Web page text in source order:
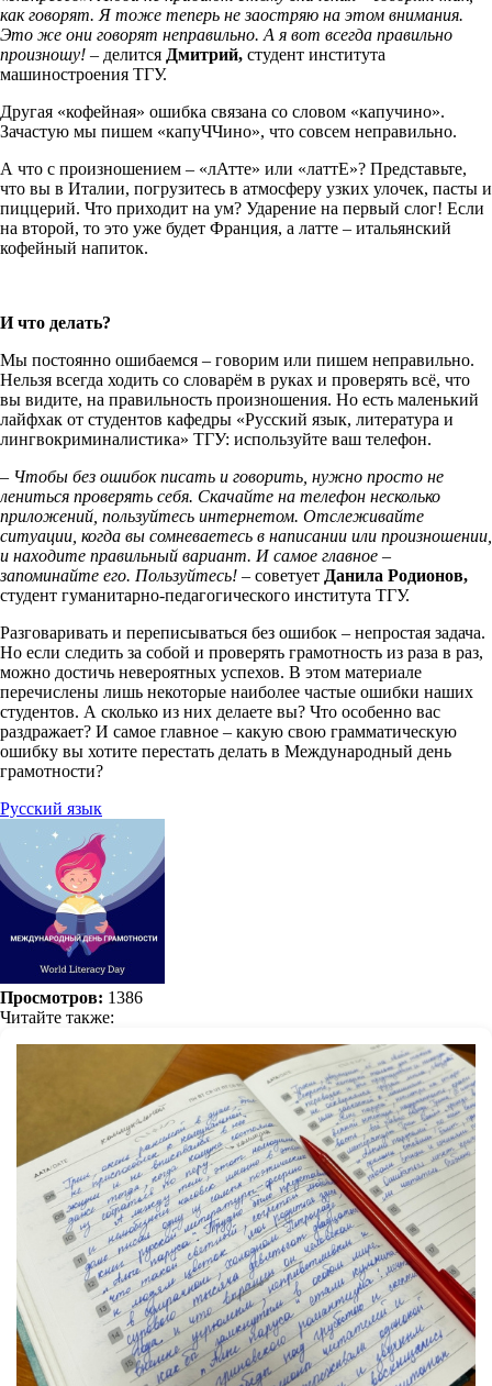
как говорят. Я тоже теперь не заостряю на этом внимания.
Это же они говорят неправильно. А я вот всегда правильно
произношу! – делится Дмитрий, студент института
машиностроения ТГУ.
Другая «кофейная» ошибка связана со словом «капучино».
Зачастую мы пишем «капуЧЧино», что совсем неправильно.
А что с произношением – «лАтте» или «латтЕ»? Представьте,
что вы в Италии, погрузитесь в атмосферу узких улочек, пасты и
пиццерий. Что приходит на ум? Ударение на первый слог! Если
на второй, то это уже будет Франция, а латте – итальянский
кофейный напиток.
И что делать?
Мы постоянно ошибаемся – говорим или пишем неправильно.
Нельзя всегда ходить со словарём в руках и проверять всё, что
вы видите, на правильность произношения. Но есть маленький
лайфхак от студентов кафедры «Русский язык, литература и
лингвокриминалистика» ТГУ: используйте ваш телефон.
– Чтобы без ошибок писать и говорить, нужно просто не
лениться проверять себя. Скачайте на телефон несколько
приложений, пользуйтесь интернетом. Отслеживайте
ситуации, когда вы сомневаетесь в написании или произношении,
и находите правильный вариант. И самое главное –
запоминайте его. Пользуйтесь! – советует Данила Родионов,
студент гуманитарно-педагогического института ТГУ.
Разговаривать и переписываться без ошибок – непростая задача.
Но если следить за собой и проверять грамотность из раза в раз,
можно достичь невероятных успехов. В этом материале
перечислены лишь некоторые наиболее частые ошибки наших
студентов. А сколько из них делаете вы? Что особенно вас
раздражает? И самое главное – какую свою грамматическую
ошибку вы хотите перестать делать в Международный день
грамотности?
Русский язык
Просмотров: 1386
Читайте также: